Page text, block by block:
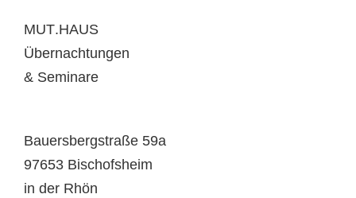
MUT.HAUS
Übernachtungen
& Seminare
Bauersbergstraße 59a
97653 Bischofsheim
in der Rhön